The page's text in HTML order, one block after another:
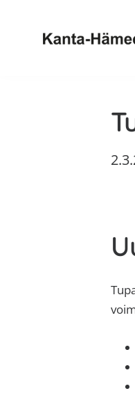
ensisijaiseen
valikkoon
pääsisältöön
ensisijaiseen
sivupalkkiin
alatunnisteeseen